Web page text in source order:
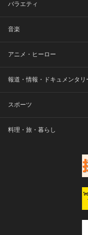
バラエティ
音楽
アニメ・ヒーロー
報道・情報・ドキュメンタリ
スポーツ
料理・旅・暮らし